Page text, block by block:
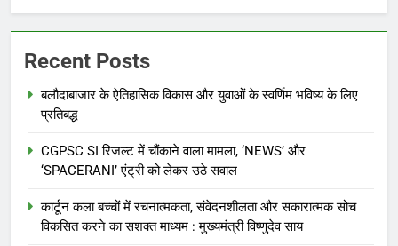
Recent Posts
बलौदाबाजार के ऐतिहासिक विकास और युवाओं के स्वर्णिम भविष्य के लिए
प्रतिबद्ध
CGPSC SI रिजल्ट में चौंकाने वाला मामला, ‘NEWS’ और
‘SPACERANI’ एंट्री को लेकर उठे सवाल
कार्टून कला बच्चों में रचनात्मकता, संवेदनशीलता और सकारात्मक सोच
विकसित करने का सशक्त माध्यम : मुख्यमंत्री विष्णुदेव साय